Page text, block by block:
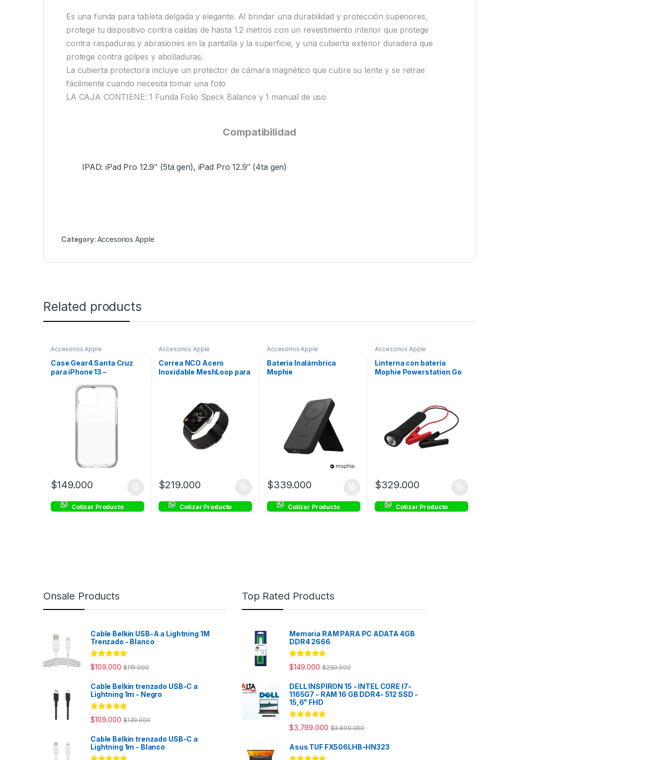
Es una funda para tableta delgada y elegante. Al brindar una durabilidad y protección superiores,
protege tu dispositivo contra caídas de hasta 1.2 metros con un revestimiento interior que protege
contra raspaduras y abrasiones en la pantalla y la superficie, y una cubierta exterior duradera que
protege contra golpes y abolladuras.
La cubierta protectora incluye un protector de cámara magnético que cubre su lente y se retrae
fácilmente cuando necesita tomar una foto
LA CAJA CONTIENE: 1 Funda Folio Speck Balance y 1 manual de uso
Compatibilidad
IPAD: iPad Pro 12.9″ (5ta gen), iPad Pro 12.9″ (4ta gen)
Category: Accesorios Apple
Related products
Accesorios Apple
Case Gear4 Santa Cruz
para iPhone 13 –
$149.000
Cotizar Producto
Accesorios Apple
Correa NCO Acero
Inoxidable MeshLoop para
$219.000
Cotizar Producto
Accesorios Apple
Batería Inalámbrica
Mophie
10,000mAh – Negro
$339.000
Cotizar Producto
Accesorios Apple
Linterna con batería
Mophie Powerstation Go
$329.000
Cotizar Producto
Onsale Products
Cable Belkin USB-A a Lightning 1M
Trenzado - Blanco
Rated 4.98
out of 5
$109.000 $119.000
Cable Belkin trenzado USB-C a
Lightning 1m - Negro
Rated 4.94
out of 5
$109.000 $139.000
Cable Belkin trenzado USB-C a
Lightning 1m - Blanco
Top Rated Products
Memoria RAM PARA PC ADATA 4GB
DDR4 2666
Rated 5.00
out of 5
$149.000 $250.000
DELL INSPIRON 15 - INTEL CORE I7-
1165G7 - RAM 16 GB DDR4- 512 SSD -
15,6" FHD
Rated5.00
out of 5
$3.799.000 $3.899.000
Asus TUF FX506LHB-HN323